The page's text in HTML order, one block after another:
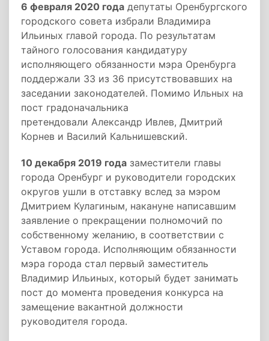
6 февраля 2020 года депутаты Оренбургского
городского совета избрали Владимира
Ильиных главой города. По результатам
тайного голосования кандидатуру
исполняющего обязанности мэра Оренбурга
поддержали 33 из 36 присутствовавших на
заседании законодателей. Помимо Ильных на
пост градоначальника
претендовали Александр Ивлев, Дмитрий
Корнев и Василий Кальнишевский.
10 декабря 2019 года заместители главы
города Оренбург и руководители городских
округов ушли в отставку вслед за мэром
Дмитрием Кулагиным, накануне написавшим
заявление о прекращении полномочий по
собственному желанию, в соответствии с
Уставом города. Исполняющим обязанности
мэра города стал первый заместитель
Владимир Ильиных, который будет занимать
пост до момента проведения конкурса на
замещение вакантной должности
руководителя города.